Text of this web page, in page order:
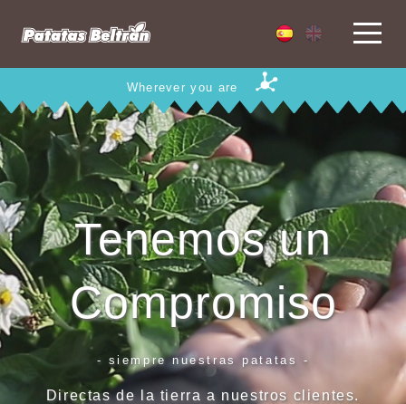
Wherever you are
Tenemos un
Compromiso
- siempre nuestras patatas -
Directas de la tierra a nuestros clientes.